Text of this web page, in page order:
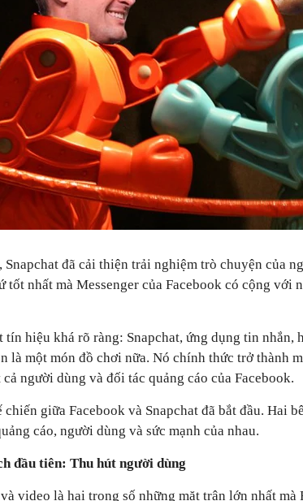
Snapchat đã cải thiện trải nghiệm trò chuyện của
tốt nhất mà Messenger của Facebook có cộng với
tín hiệu khá rõ ràng: Snapchat, ứng dụng tin nhắn,
là một món đồ chơi nữa. Nó chính thức trở thành
người dùng và đối tác quảng cáo của Facebook.
chiến giữa Facebook và Snapchat đã bắt đầu. Hai
cáo, người dùng và sức mạnh của nhau.
đầu tiên: Thu hút người dùng
video là hai trong số những mặt trận lớn nhất mà